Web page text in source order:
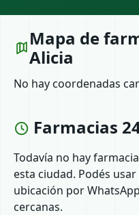
Mapa de
Alicia
No hay coordenadas
Farmacias
Todavía no hay
esta ciudad. Podés
ubicación por
cercanas.